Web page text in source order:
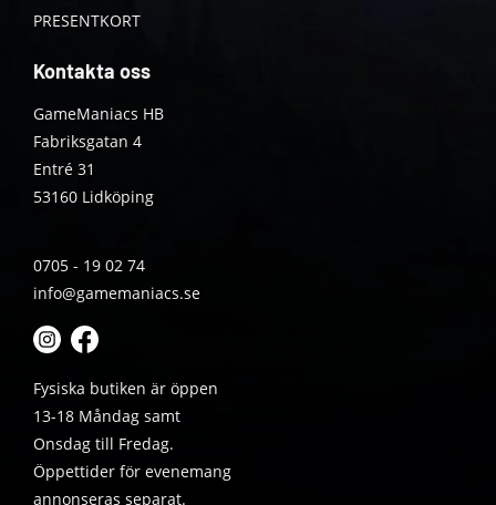
PRESENTKORT
Kontakta oss
GameManiacs HB
Fabriksgatan 4
Entré 31
53160 Lidköping
0705 - 19 02 74
info@gamemaniacs.se
Fysiska butiken är öppen
13-18 Måndag samt
Onsdag till Fredag.
Öppettider för evenemang
annonseras separat.